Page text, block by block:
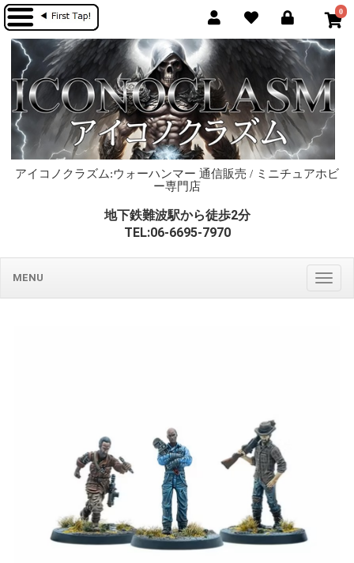
0
アイコノクラズム:ウォーハンマー 通信販売 / ミニチュアホビ
ー専門店
地下鉄難波駅から徒歩2分
TEL:06-6695-7970
MENU